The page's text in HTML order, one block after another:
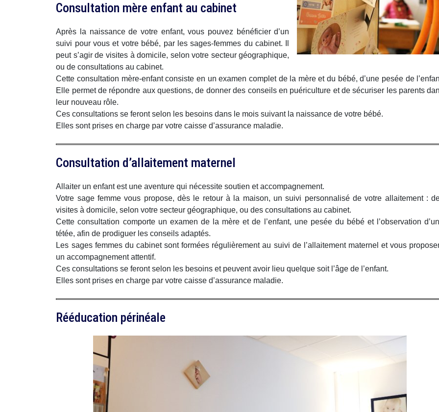
Consultation mère enfant au cabinet
Après la naissance de votre enfant, vous pouvez bénéficier d’un
suivi pour vous et votre bébé, par les sages-femmes du cabinet. Il
peut s’agir de visites à domicile, selon votre secteur géographique,
ou de consultations au cabinet.
Cette consultation mère-enfant consiste en un examen complet de la mère et du bébé, d’une pesée de
Elle permet de répondre aux questions, de donner des conseils en puériculture et de sécuriser les parents
leur nouveau rôle.
Ces consultations se feront selon les besoins dans le mois suivant la naissance de votre bébé.
Elles sont prises en charge par votre caisse d’assurance maladie.
Consultation d’allaitement maternel
Allaiter un enfant est une aventure qui nécessite soutien et accompagnement.
Votre sage femme vous propose, dès le retour à la maison, un suivi personnalisé de votre allaitement :
visites à domicile, selon votre secteur géographique, ou des consultations au cabinet.
Cette consultation comporte un examen de la mère et de l’enfant, une pesée du bébé et l’observation
tétée, afin de prodiguer les conseils adaptés.
Les sages femmes du cabinet sont formées régulièrement au suivi de l’allaitement maternel et vous
un accompagnement attentif.
Ces consultations se feront selon les besoins et peuvent avoir lieu quelque soit l’âge de l’enfant.
Elles sont prises en charge par votre caisse d’assurance maladie.
Rééducation périnéale